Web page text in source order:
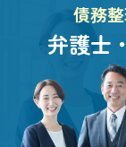
債務
弁護士